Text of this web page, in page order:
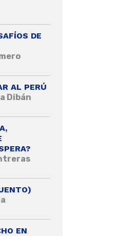
DE
AL PERÚ
Dibán
EN